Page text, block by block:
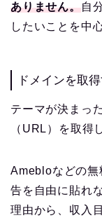
ありません。自
したいことを中
ドメインを取
テーマが決まっ
（URL）を取得
Amebloなどの無
告を自由に貼れ
理由から、収入